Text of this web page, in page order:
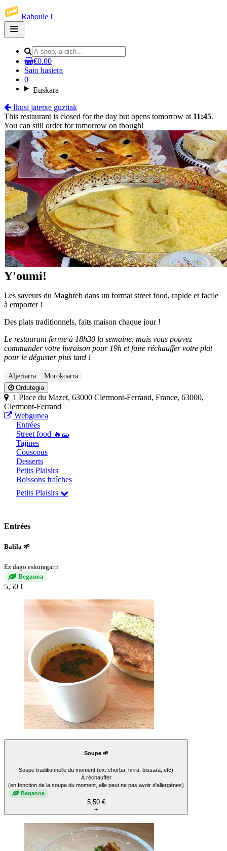
Raboule !
Open
main
€0.00
Saio hasiera
0
Euskara
Ikusi jatetxe guztiak
This restaurant is closed for the day but opens tomorrow at 11:45.
You can still order for tomorrow on though!
Y'oumi!
Les saveurs du Maghreb dans un format street food, rapide et facile
à emporter !
Des plats traditionnels, faits maison chaque jour !
Le restaurant ferme à 18h30 la semaine, mais vous pouvez
commander votre livraison pour 19h et faire réchauffer votre plat
pour le déguster plus tard !
Aljeriarra
Morokoarra
Ordutegia
1 Place du Mazet, 63000 Clermont-Ferrand, France, 63000,
Clermont-Ferrand
Webgunea
Entrées
Street food 🔥🌯
Tajines
Couscous
Desserts
Petits Plaisirs
Boissons fraîches
Petits Plaisirs
Entrées
Balila 🌱
Ez dago eskuragarri
Beganoa
5,50 €
Soupe 🌱
Soupe traditionnelle du moment (ex: chorba, hrira, bissara, etc)
À réchauffer
(en fonction de la soupe du moment, elle peut ne pas avoir d'allergènes)
Beganoa
5,50 €
+